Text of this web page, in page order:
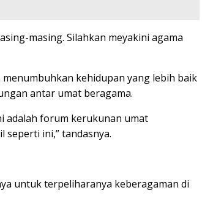
masing. Silahkan meyakini agama
menumbuhkan kehidupan yang lebih baik
antar umat beragama.
adalah forum kerukunan umat
ini,” tandasnya.
untuk terpeliharanya keberagaman di